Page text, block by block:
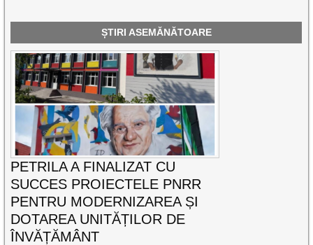
ȘTIRI ASEMĂNĂTOARE
PETRILA A FINALIZAT CU
SUCCES PROIECTELE PNRR
PENTRU MODERNIZAREA ȘI
DOTAREA UNITĂȚILOR DE
ÎNVĂȚĂMÂNT